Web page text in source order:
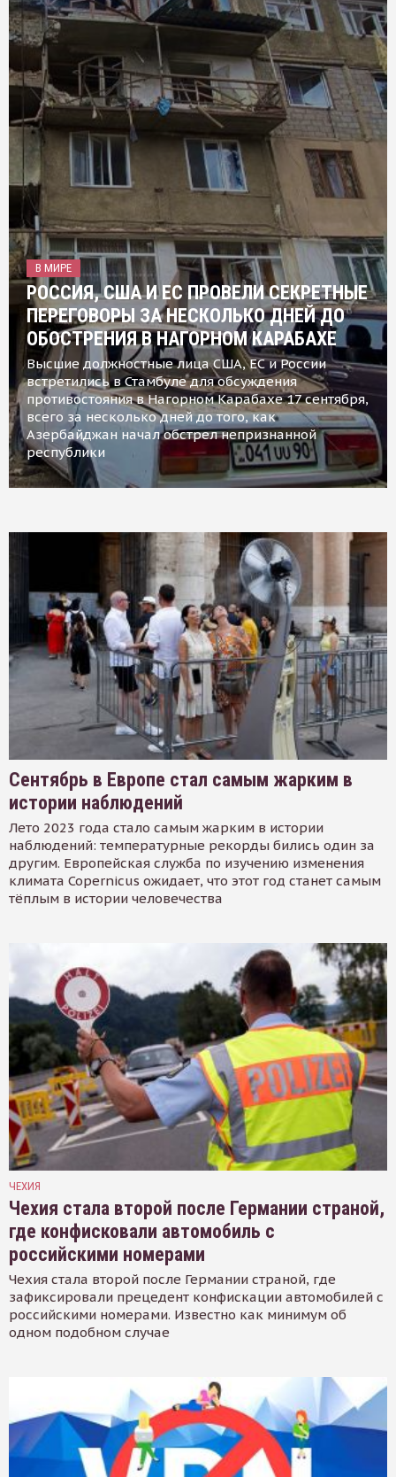
В МИРЕ
РОССИЯ, США И ЕС ПРОВЕЛИ СЕКРЕТНЫЕ
ПЕРЕГОВОРЫ ЗА НЕСКОЛЬКО ДНЕЙ ДО
ОБОСТРЕНИЯ В НАГОРНОМ КАРАБАХЕ
Высшие должностные лица США, ЕС и России
встретились в Стамбуле для обсуждения
противостояния в Нагорном Карабахе 17 сентября,
всего за несколько дней до того, как
Азербайджан начал обстрел непризнанной
республики
Сентябрь в Европе стал самым жарким в
истории наблюдений
Лето 2023 года стало самым жарким в истории
наблюдений: температурные рекорды бились один за
другим. Европейская служба по изучению изменения
климата Copernicus ожидает, что этот год станет самым
тёплым в истории человечества
ЧЕХИЯ
Чехия стала второй после Германии страной,
где конфисковали автомобиль с
российскими номерами
Чехия стала второй после Германии страной, где
зафиксировали прецедент конфискации автомобилей с
российскими номерами. Известно как минимум об
одном подобном случае